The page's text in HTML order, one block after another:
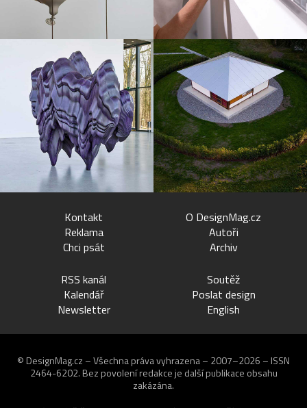
Kontakt
Reklama
Chci psát
O DesignMag.cz
Autoři
Archiv
RSS kanál
Kalendář
Newsletter
Soutěž
Poslat design
English
© DesignMag.cz – Všechna práva vyhrazena – 2007–2026 – ISSN
2464-6202. Bez povolení redakce je další publikace obsahu
zakázána.